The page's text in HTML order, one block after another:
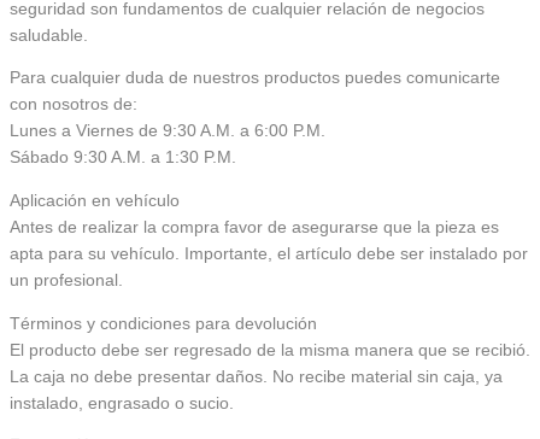
seguridad son fundamentos de cualquier relación de negocios
saludable.
Para cualquier duda de nuestros productos puedes comunicarte
con nosotros de:
Lunes a Viernes de 9:30 A.M. a 6:00 P.M.
Sábado 9:30 A.M. a 1:30 P.M.
Aplicación en vehículo
Antes de realizar la compra favor de asegurarse que la pieza es
apta para su vehículo. Importante, el artículo debe ser instalado por
un profesional.
Términos y condiciones para devolución
El producto debe ser regresado de la misma manera que se recibió.
La caja no debe presentar daños. No recibe material sin caja, ya
instalado, engrasado o sucio.